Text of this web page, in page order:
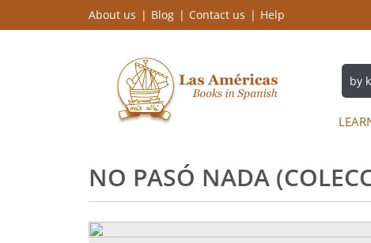
About us Blog Contact us Help
NO PASÓ NADA